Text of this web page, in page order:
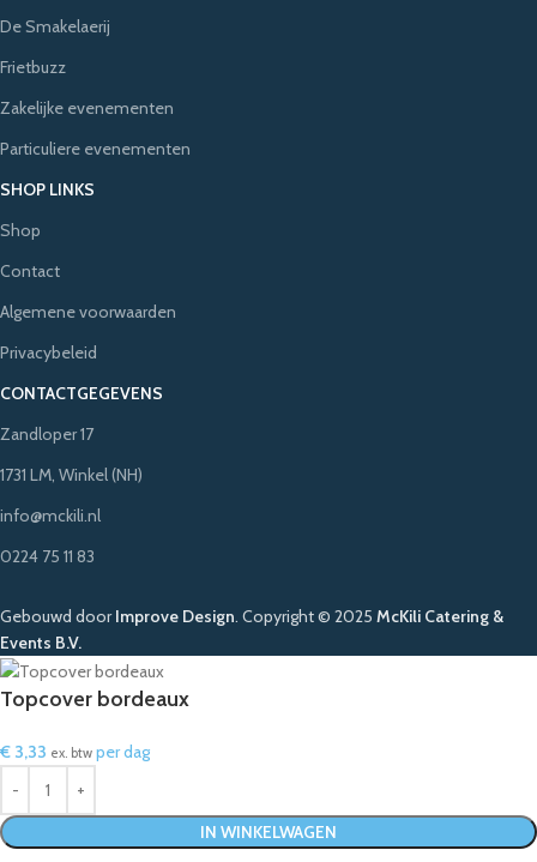
De Smakelaerij
Frietbuzz
Zakelijke evenementen
Particuliere evenementen
SHOP LINKS
Shop
Contact
Algemene voorwaarden
Privacybeleid
CONTACTGEGEVENS
Zandloper 17
1731 LM, Winkel (NH)
info@mckili.nl
0224 75 11 83
Gebouwd doorImprove Design. Copyright © 2025 McKili Catering &
Events B.V.
Topcover bordeaux
€ 3,33 ex. btw per dag
IN WINKELWAGEN